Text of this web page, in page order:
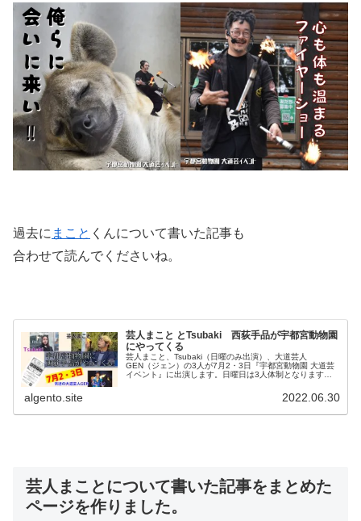
過去に まこと くんについて書いた記事も
合わせて読んでくださいね。
芸人まこと とTsubaki 西荻手品が宇都宮動物園
にやってくる
芸人まこと、Tsubaki（日曜のみ出演）、大道芸人
GEN（ジェン）の3人が7月2・3日『宇都宮動物園 大道芸
イベント』に出演します。日曜日は3人体制となります。
algento.site 2022.06.30
芸人まことについて書いた記事をまとめた
ページを作りました。